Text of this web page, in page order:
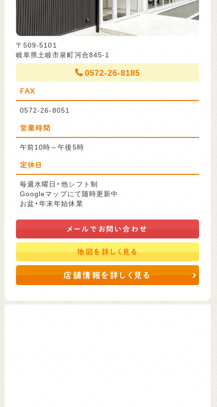
〒509-5101
岐阜県土岐市泉町河合845-1
0572-26-8185
FAX
0572-26-8051
営業時間
午前10時～午後5時
定休日
毎週水曜日・他シフト制
Googleマップにて随時更新中
お盆・年末年始休業
メールで お問い合わせ
地図を詳しく見る
店舗情報を詳しく見る